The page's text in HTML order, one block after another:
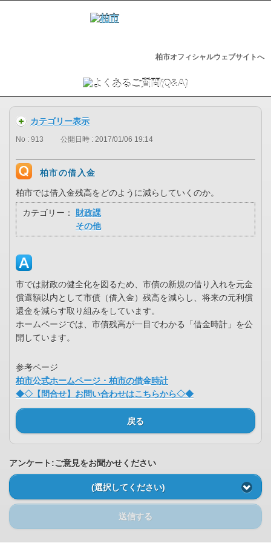
柏市オフィシャルウェブサイトへ
カテゴリー表示
No : 913 公開日時 : 2017/01/06 19:14
柏市の借入金
柏市では借入金残高をどのように減らしていくのか。
カテゴリー：
財政課
その他
市では財政の健全化を図るため、市債の新規の借り入れを元金
償還額以内として市債（借入金）残高を減らし、将来の元利償
還金を減らす取り組みをしています。
ホームページでは、市債残高が一目でわかる「借金時計」を公
開しています。
参考ページ
柏市公式ホームページ・柏市の借金時計
◆◇【問合せ】お問い合わせはこちらから◇◆
戻る
アンケート:ご意見をお聞かせください
(選択してください)
送信する